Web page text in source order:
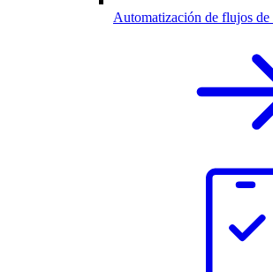
Automatización de flujos de